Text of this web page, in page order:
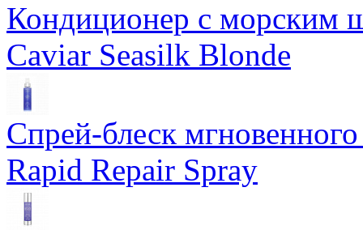
Кондиционер с морским
Caviar Seasilk Blonde
Спрей-блеск
Rapid Repair Spray